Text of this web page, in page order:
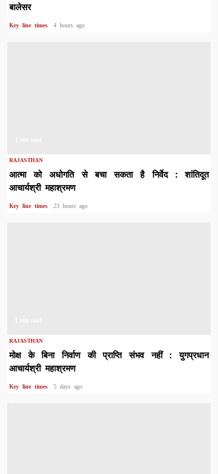
बालेसर
Key line times 4 hours ago
RAJASTHAN
आत्मा को अधोगति से बचा सकता है निर्वेद : शांतिदूत
आचार्यश्री महाश्रमण
Key line times 23 hours ago
RAJASTHAN
मोक्ष के बिना निर्वाण की प्राप्ति संभव नहीं : युगप्रधान
आचार्यश्री महाश्रमण
Key line times 5 days ago